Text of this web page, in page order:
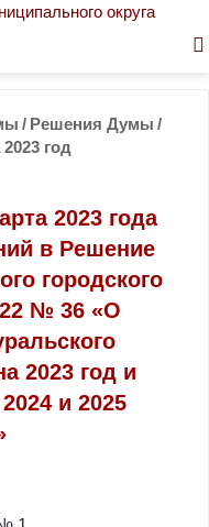
/ Решения Думы /
год
2023 года
в Решение
городского
№ 36 «О
2023 год и
и 2025